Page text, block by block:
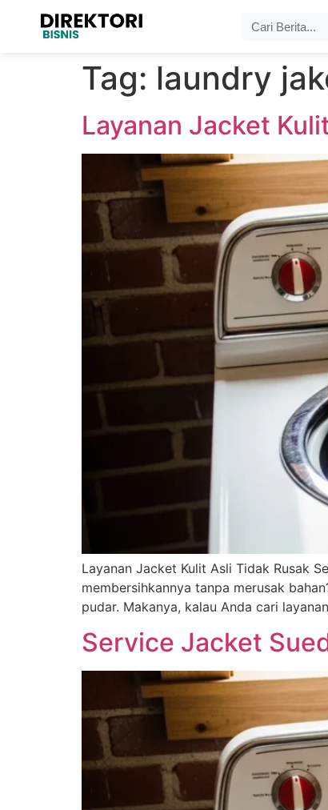
Tag: laundry
Layanan Jacket
Layanan Jacket Kulit Asli Tidak Rusak
membersihkannya tanpa merusak
pudar. Makanya, kalau Anda cari
Service Jacket